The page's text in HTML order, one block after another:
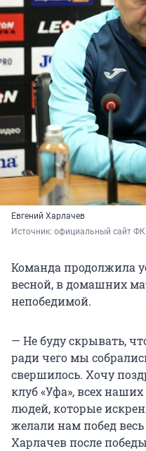
Евгений Харлачев
Источник: официальный сайт
Команда продолжила
весной, в домашних
непобедимой.
— Не буду скрывать,
ради чего мы
свершилось. Хочу
клуб «Уфа», всех
людей, которые
желали нам побед весь
Харлачев после